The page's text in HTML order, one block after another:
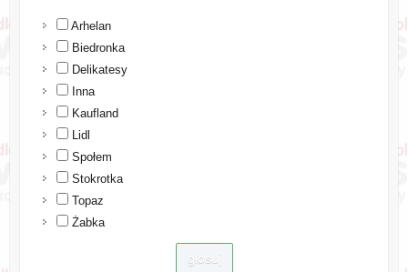
Arhelan
Biedronka
Delikatesy
Inna
Kaufland
Lidl
Społem
Stokrotka
Topaz
Żabka